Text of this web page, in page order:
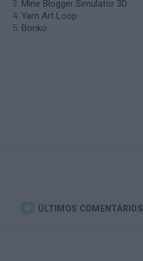
Mine Blogger Simulator 3D
Yarn Art Loop
Bonko
ÚLTIMOS COMENTÁRIOS